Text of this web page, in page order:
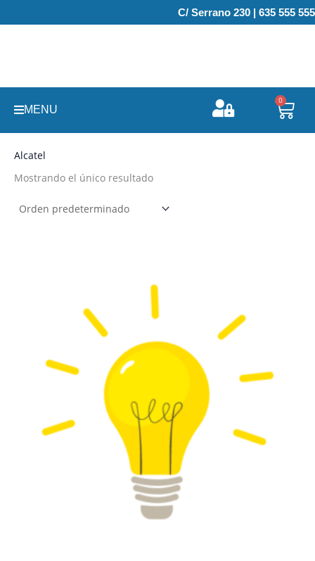
al
C/ Serrano 230 | 635 555 555
MENU
0
Alcatel
Mostrando el único resultado